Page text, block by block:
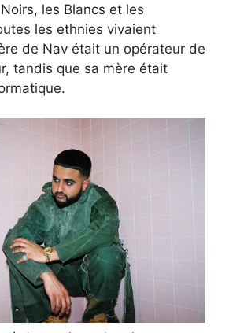
les Blancs et les
les ethnies vivaient
de Nav était un opérateur de
tandis que sa mère était